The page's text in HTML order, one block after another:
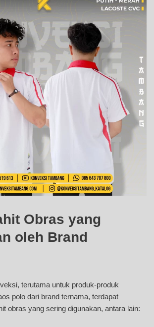
Obras yang
oleh Brand
terutama untuk produk-produk
polo dari brand ternama, terdapat
obras yang sering digunakan, antara lain: